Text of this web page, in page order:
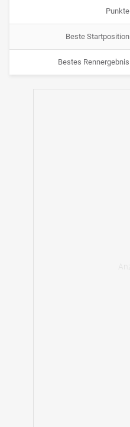
Punkte
Beste Startposition
Bestes Rennergebnis